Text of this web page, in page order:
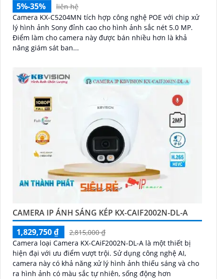
5%-35%
liên hệ
Camera KX-C5204MN tích hợp công nghệ POE với chip xử
lý hình ảnh Sony đỉnh cao cho hình ảnh sắc nét 5.0 MP.
Điểm làm cho camera này được bán nhiều hơn là khả
năng giám sát ban...
CAMERA IP ÁNH SÁNG KÉP KX-CAIF2002N-DL-A
1,829,750 ₫
2,815,000 ₫
Camera loại Camera KX-CAiF2002N-DL-A là một thiết bị
hiện đại với ưu điểm vượt trội. Sử dụng công nghệ AI,
camera này có khả năng xử lý hình ảnh thiếu sáng và cho
ra hình ảnh có màu sắc tự nhiên, sống động hơn